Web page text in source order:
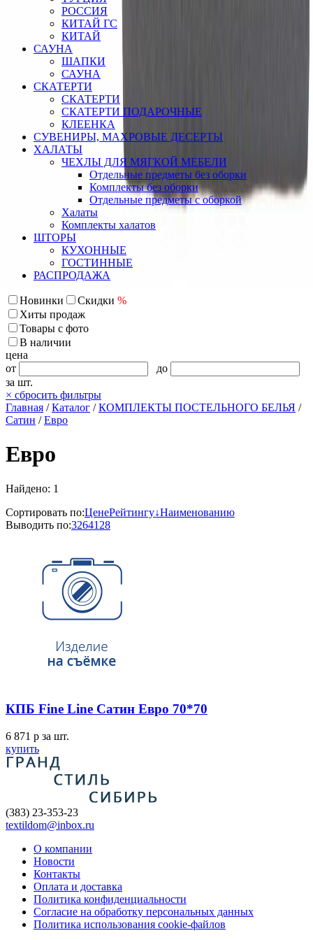
РОССИЯ
КИТАЙ ГС
КИТАЙ
САУНА
ШАПКИ
САУНА
СКАТЕРТИ
СКАТЕРТИ
СКАТЕРТИ ПОДАРОЧНЫЕ
КЛЕЕНКА
СУВЕНИРЫ, МАХРОВЫЕ ДЕСЕРТЫ
ХАЛАТЫ
ЧЕХЛЫ ДЛЯ МЯГКОЙ МЕБЕЛИ
Отдельные предметы без оборки
Комплекты без оборки
Отдельные предметы с оборкой
Халаты
Комплекты халатов
ШТОРЫ
КУХОННЫЕ
ГОСТИННЫЕ
РАСПРОДАЖА
Новинки Скидки %
Хиты продаж
Товары с фото
В наличии
цена
от
до
за шт.
× сбросить фильтры
Главная /Каталог /КОМПЛЕКТЫ ПОСТЕЛЬНОГО БЕЛЬЯ /
Сатин /Евро
Евро
Найдено: 1
Сортировать по:ЦенеРейтингу↓Наименованию
Выводить по:3264128
КПБ Fine Line Сатин Евро 70*70
6 871 p за шт.
купить
(383) 23-353-23
textildom@inbox.ru
О компании
Новости
Контакты
Оплата и доставка
Политика конфиденциальности
Согласие на обработку персональных данных
Политика использования cookie-файлов